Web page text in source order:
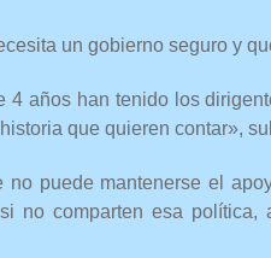
un gobierno seguro y
años han tenido los
que quieren contar»,
puede mantenerse el
no comparten esa